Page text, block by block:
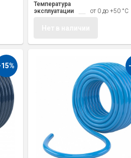
Температура
эксплуатации
от 0 до +50 °С